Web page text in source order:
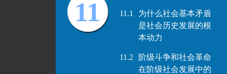
11
11.1
为什么社会基本矛盾
是社会历史发展的根
本动力
11.2
阶级斗争和社会革命
在阶级社会发展中的